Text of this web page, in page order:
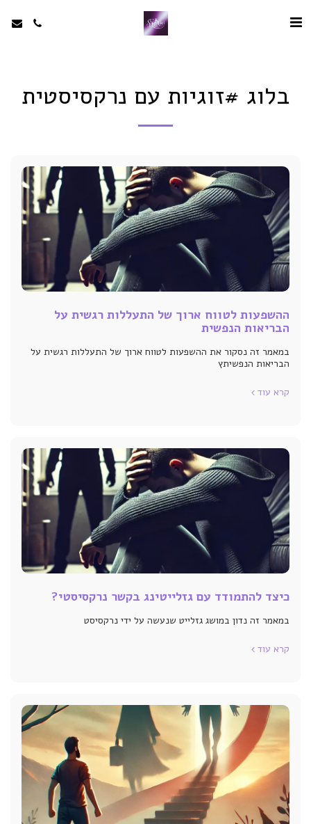
בלוג #זוגיות עם נרקסיסטית
ההשפעות לטווח ארוך של התעללות רגשית על
הבריאות הנפשית
במאמר זה נסקור את ההשפעות לטווח ארוך של התעללות רגשית על
הבריאות הנפשיתץ
קרא עוד
כיצד להתמודד עם גזלייטינג בקשר נרקסיסטי?
במאמר זה נדון במושג גזלייט שנעשה על ידי נרקסיסט
קרא עוד